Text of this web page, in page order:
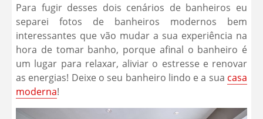
Para fugir desses dois cenários de banheiros eu
separei fotos de banheiros modernos bem
interessantes que vão mudar a sua experiência na
hora de tomar banho, porque afinal o banheiro é
um lugar para relaxar, aliviar o estresse e renovar
as energias! Deixe o seu banheiro lindo e a sua casa
moderna!